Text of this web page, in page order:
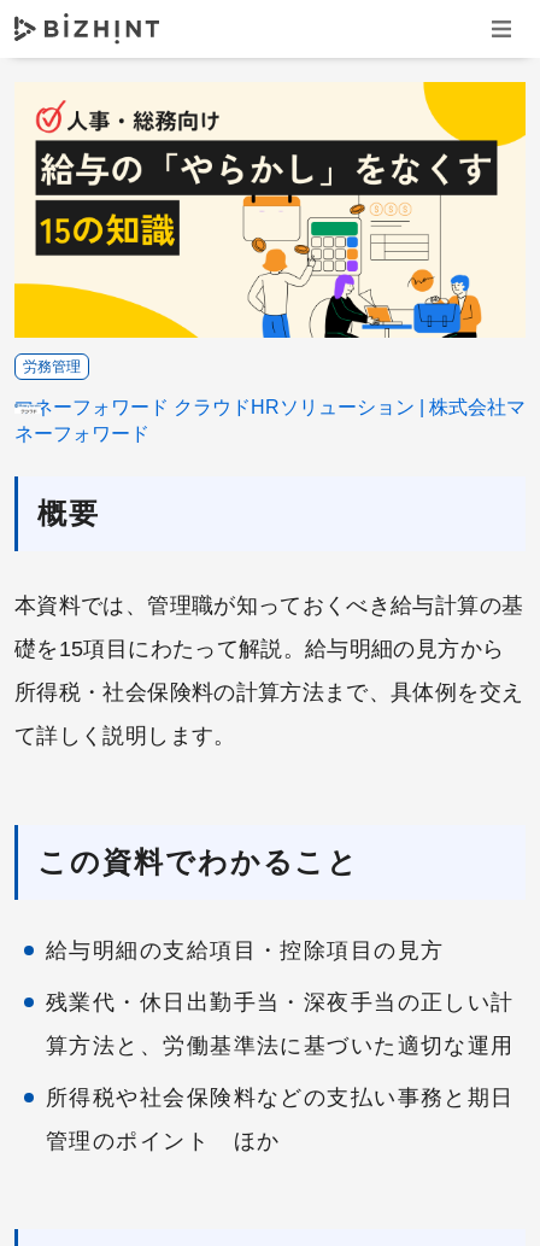
ナビ
概要
本資料では、管理職が知っておくべき給与計算の基
礎を15項目にわたって解説。給与明細の見方から
所得税・社会保険料の計算方法まで、具体例を交え
て詳しく説明します。
この資料でわかること
給与明細の支給項目・控除項目の見方
残業代・休日出勤手当・深夜手当の正しい計
算方法と、労働基準法に基づいた適切な運用
所得税や社会保険料などの支払い事務と期日
管理のポイント ほか
労務管理
マネーフォワード クラウドHRソリューション
株式会社マ
ネーフォワード